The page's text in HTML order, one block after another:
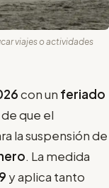
viajes o actividades
con un feriado
que el
la suspensión de
. La medida
y aplica tanto